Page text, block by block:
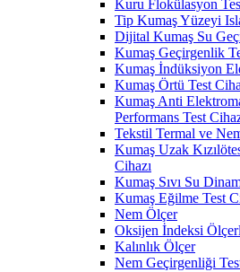
Kuru Flokülasyon
Tip Kumaş Yüzeyi
Dijital Kumaş Su
Kumaş Geçirgenlik
Kumaş İndüksiyon
Kumaş Örtü Test
Kumaş Anti
Performans Test
Tekstil Termal ve
Kumaş Uzak
Cihazı
Kumaş Sıvı Su
Kumaş Eğilme Test
Nem Ölçer
Oksijen İndeksi
Kalınlık Ölçer
Nem Geçirgenliği